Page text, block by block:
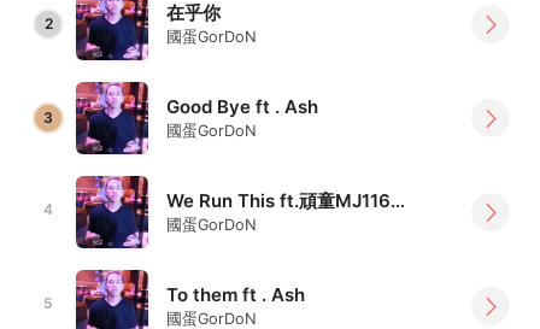
2 在乎你
國蛋GorDoN
3 Good Bye ft . Ash
國蛋GorDoN
4 We Run This ft.頑童MJ116 (KAO studio demo version)
國蛋GorDoN
5 To them ft . Ash
國蛋GorDoN